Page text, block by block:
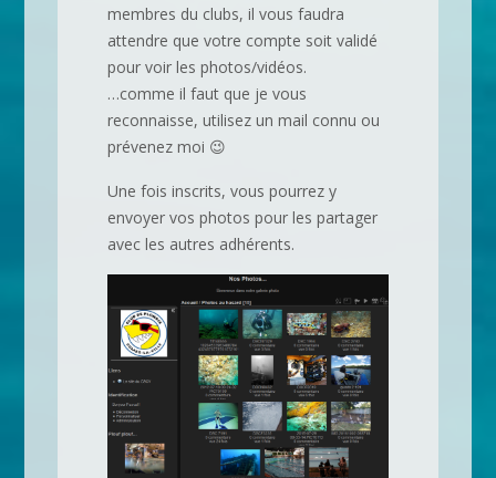
membres du clubs, il vous faudra
attendre que votre compte soit validé
pour voir les photos/vidéos.
…comme il faut que je vous
reconnaisse, utilisez un mail connu ou
prévenez moi 😉
Une fois inscrits, vous pourrez y
envoyer vos photos pour les partager
avec les autres adhérents.